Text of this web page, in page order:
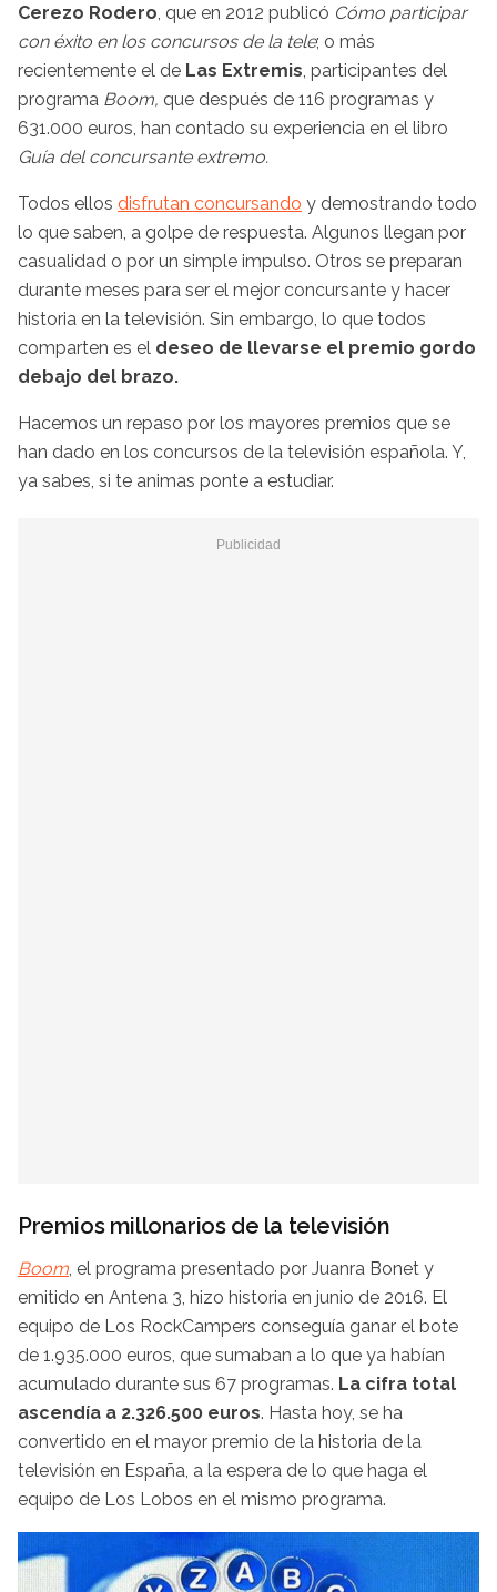
Cerezo Rodero, que en 2012 publicó Cómo participar
con éxito en los concursos de la tele; o más
recientemente el de Las Extremis, participantes del
programa Boom, que después de 116 programas y
631.000 euros, han contado su experiencia en el libro
Guía del concursante extremo.
Todos ellos disfrutan concursando y demostrando todo
lo que saben, a golpe de respuesta. Algunos llegan por
casualidad o por un simple impulso. Otros se preparan
durante meses para ser el mejor concursante y hacer
historia en la televisión. Sin embargo, lo que todos
comparten es el deseo de llevarse el premio gordo
debajo del brazo.
Hacemos un repaso por los mayores premios que se
han dado en los concursos de la televisión española. Y,
ya sabes, si te animas ponte a estudiar.
Premios millonarios de la televisión
Boom, el programa presentado por Juanra Bonet​ y
emitido en Antena 3, hizo historia en junio de 2016. El
equipo de Los RockCampers conseguía ganar el bote
de 1.935.000 euros, que sumaban a lo que ya habían
acumulado durante sus 67 programas. La cifra total
ascendía a 2.326.500 euros. Hasta hoy, se ha
convertido en el mayor premio de la historia de la
televisión en España, a la espera de lo que haga el
equipo de Los Lobos en el mismo programa.